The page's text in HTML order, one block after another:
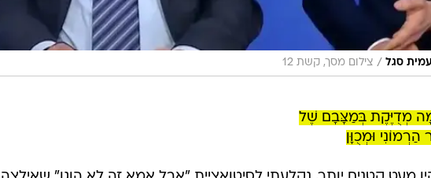
סגל / צילום מסך, קשת 12
מְדֻיֶּקֶת בְּמַצָּבָם שֶׁל
וּמְכֻוָּן